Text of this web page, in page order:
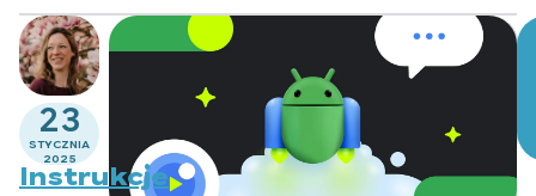
23
STYCZNIA
2025
Instrukcje